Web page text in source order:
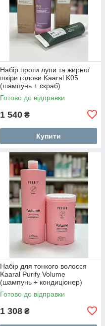
Набір проти лупи та жирної
шкіри голови Kaaral K05
(шампунь + скраб)
Готово до відправки
1 540 ₴
Купити
Набір для тонкого волосся
Kaaral Purify Volume
(шампунь + кондиціонер)
Готово до відправки
1 308 ₴